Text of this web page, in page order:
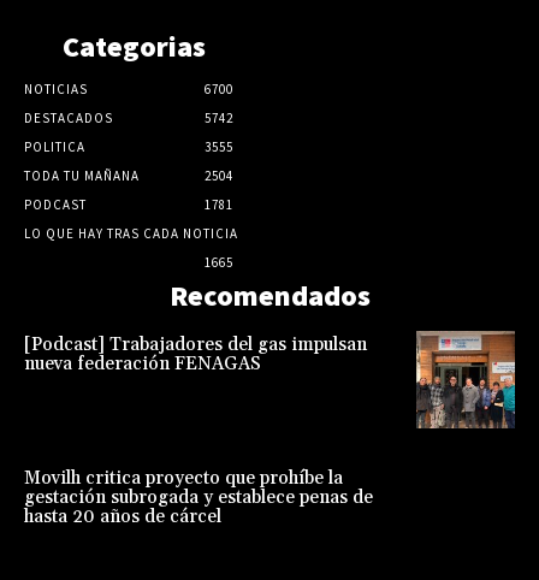
Categorias
NOTICIAS
6700
DESTACADOS
5742
POLITICA
3555
TODA TU MAÑANA
2504
PODCAST
1781
LO QUE HAY TRAS CADA NOTICIA
1665
Recomendados
[Podcast] Trabajadores del gas impulsan
nueva federación FENAGAS
Movilh critica proyecto que prohíbe la
gestación subrogada y establece penas de
hasta 20 años de cárcel